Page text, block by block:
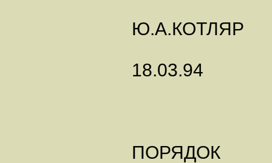
Ю.А.КОТЛЯР
18.03.94
ПОРЯДОК